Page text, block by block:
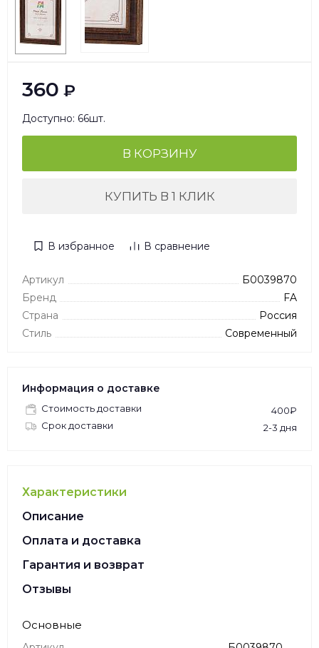
360 ₽
Доступно: 66шт.
В КОРЗИНУ
КУПИТЬ В 1 КЛИК
В избранное В сравнение
Артикул
Б0039870
Бренд
FA
Страна
Россия
Стиль
Современный
Информация о доставке
Стоимость доставки
400₽
Срок доставки
2-3 дня
Характеристики
Описание
Оплата и доставка
Гарантия и возврат
Отзывы
Основные